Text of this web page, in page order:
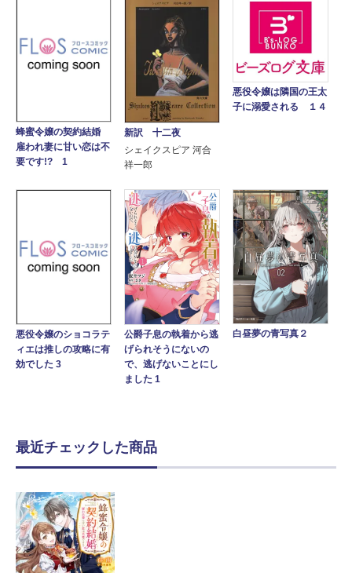
蜂蜜令嬢の契約結婚
雇われ妻に甘い恋は不
要です!? 1
新訳 十二夜
シェイクスピア 河合
祥一郎
悪役令嬢は隣国の王太
子に溺愛される １４
悪役令嬢のショコラテ
ィエは推しの攻略に有
効でした 3
公爵子息の執着から逃
げられそうにないの
で、逃げないことにし
ました 1
白昼夢の青写真２
最近チェックした商品